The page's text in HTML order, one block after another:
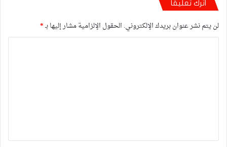
اترك تعليقاً
لن يتم نشر عنوان بريدك الإلكتروني. الحقول الإلزامية مشار إليها بـ*